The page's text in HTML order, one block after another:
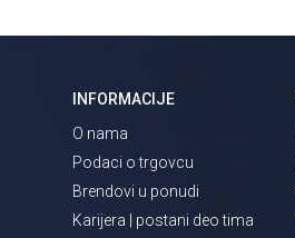
INFORMACIJE
O nama
Podaci o trgovcu
Brendovi u ponudi
Karijera | postani deo tima